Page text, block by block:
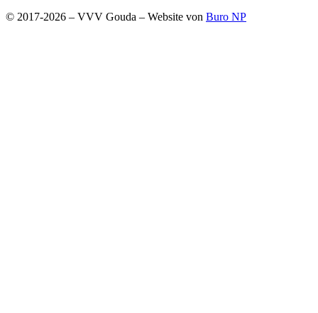
© 2017-2026 – VVV Gouda – Website von Buro NP